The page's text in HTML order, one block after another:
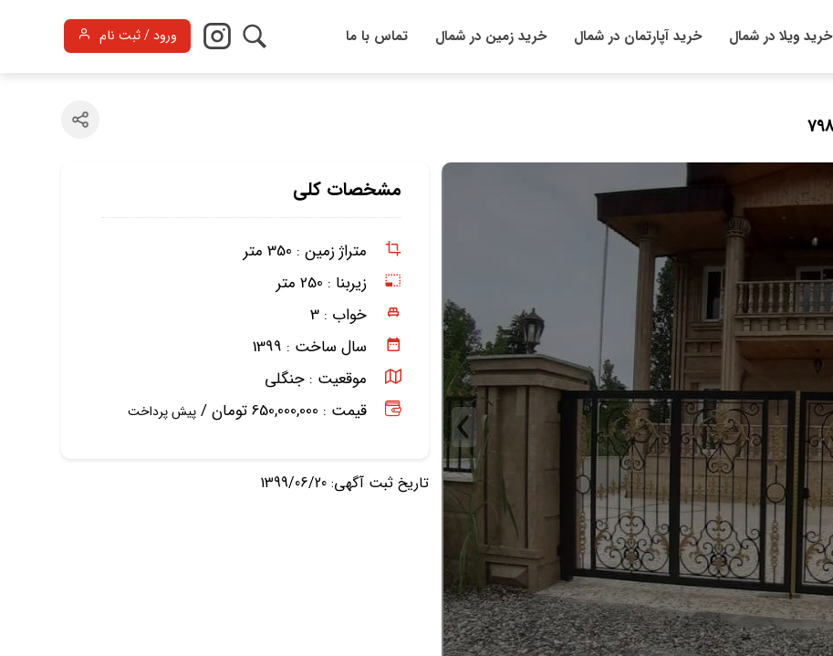
خرید ویلا در شمال خرید آپارتمان در شمال خرید زمین در شمال تماس با ما ورود / ثبت نام
مشخصات کلی
متراژ زمین : 350 متر
زیربنا : 250 متر
خواب : 3
سال ساخت : 1399
موقعیت : جنگلی
قیمت : 650,000,000 تومان /
پیش پرداخت
تاریخ ثبت آگهی: 1399/06/20